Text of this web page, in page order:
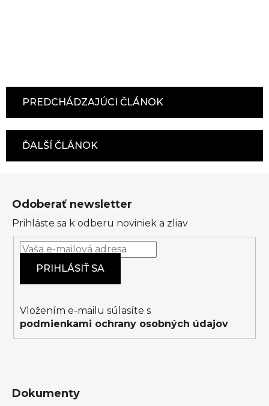
PREDCHÁDZAJÚCI ČLÁNOK
ĎALŠÍ ČLÁNOK
Odoberať newsletter
Prihláste sa k odberu noviniek a zliav
PRIHLÁSIŤ SA
Vložením e-mailu súlasíte s
podmienkami ochrany osobných údajov
Dokumenty